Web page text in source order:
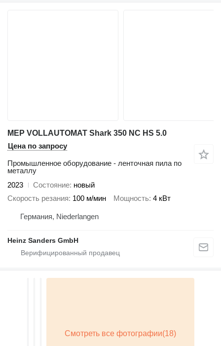
MEP VOLLAUTOMAT Shark 350 NC HS 5.0
Цена по запросу
Промышленное оборудование - ленточная пила по
металлу
2023
Состояние новый
Скорость резания 100 м/мин Мощность 4 кВт
Германия, Niederlangen
Heinz Sanders GmbH